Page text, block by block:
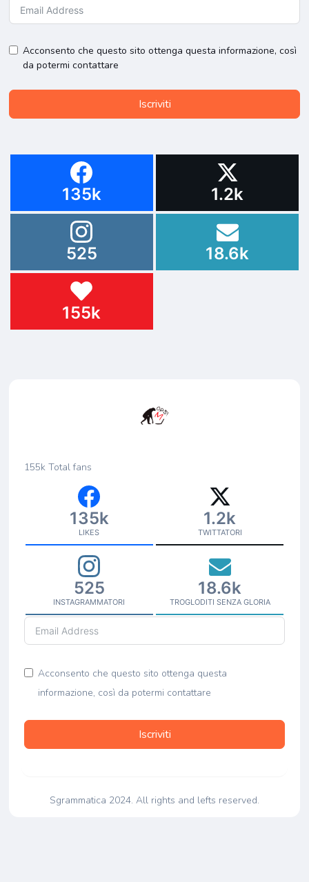
Acconsento che questo sito ottenga questa informazione, così
da potermi contattare
Iscriviti
135k 1.2k
525 18.6k
155k
155k Total fans
135k
LIKES
1.2k
TWITTATORI
525
INSTAGRAMMATORI
18.6k
TROGLODITI SENZA GLORIA
Acconsento che questo sito ottenga questa
informazione, così da potermi contattare
Iscriviti
Sgrammatica 2024. All rights and lefts reserved.